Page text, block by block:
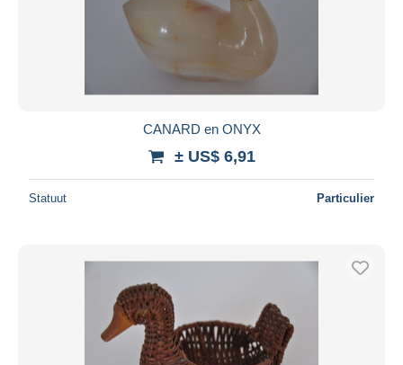
CANARD en ONYX
± US$ 6,91
Statuut Particulier